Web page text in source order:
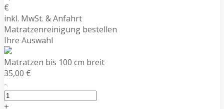
€
inkl. MwSt. & Anfahrt
Matratzenreinigung bestellen
Ihre Auswahl
Matratzen bis 100 cm breit
35,00 €
-
+